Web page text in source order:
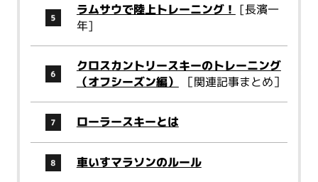
ラムサウで陸上トレーニング！ [長濱一
年]
クロスカントリースキーのトレーニング
（オフシーズン編） ［関連記事まとめ］
ローラースキーとは
車いすマラソンのルール